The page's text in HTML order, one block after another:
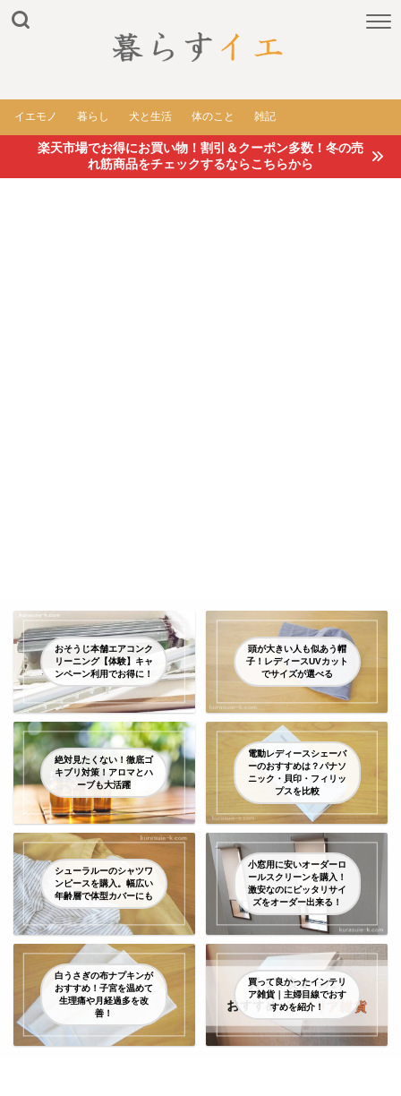
イエモノ 暮らし 犬と生活 体のこと 雑記
楽天市場でお得にお買い物！割引＆クーポン多数！冬の売
れ筋商品をチェックするならこちらから
おそうじ本舗エアコンク
リーニング【体験】キャ
ンペーン利用でお得に！
頭が大きい人も似あう帽
子！レディースUVカット
でサイズが選べる
絶対見たくない！徹底ゴ
キブリ対策！アロマとハ
ーブも大活躍
電動レディースシェーバ
ーのおすすめは？パナソ
ニック・貝印・フィリッ
プスを比較
シューラルーのシャツワ
ンピースを購入。幅広い
年齢層で体型カバーにも
小窓用に安いオーダーロ
ールスクリーンを購入！
激安なのにピッタリサイ
ズをオーダー出来る！
白うさぎの布ナプキンが
おすすめ！子宮を温めて
生理痛や月経過多を改
善！
買って良かったインテリ
ア雑貨｜主婦目線でおす
すめを紹介！